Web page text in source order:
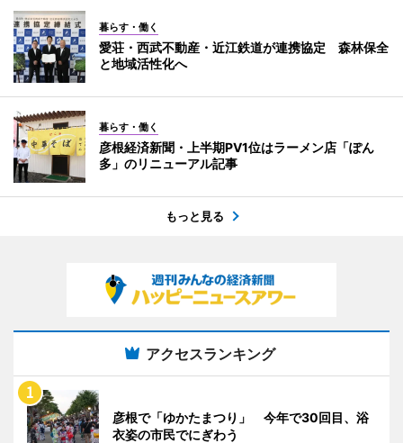
暮らす・働く
愛荘・西武不動産・近江鉄道が連携協定 森林保全
と地域活性化へ
暮らす・働く
彦根経済新聞・上半期PV1位はラーメン店「ぽん
多」のリニューアル記事
もっと見る
アクセスランキング
彦根で「ゆかたまつり」 今年で30回目、浴
衣姿の市民でにぎわう